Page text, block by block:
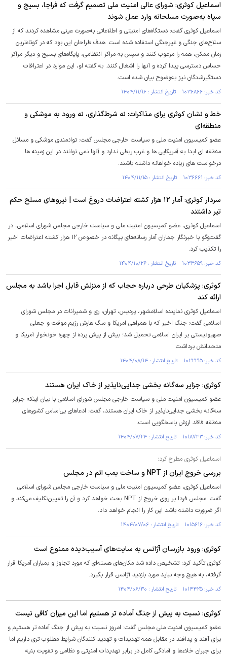
اسماعیل کوثری: شورای عالی امنیت ملی تصمیم گرفت که فراجا، بسیج و
سپاه به‌صورت مسلحانه وارد عمل شوند
اسماعیل کوثری گفت: دستگاه‌های امنیتی و اطلاعاتی به‌صورت عینی مشاهده کردند که از
سلاح‌های جنگی و غیرجنگی استفاده شده است. هدف طراحان این بود که در کوتاه‌ترین
زمان ممکن، همه را مرعوب کنند و سپس به مراکز انتظامی، پایگاه‌های بسیج و دیگر مراکز
حساس دسترسی پیدا کرده و آنها را اشغال کنند. به گفته او، این موارد در اعترافات
دستگیرشدگان نیز به‌وضوح بیان شده است.
کد خبر: ۱۰۳۶۸۶۶ تاریخ انتشار : ۱۴۰۴/۱۱/۱۶
خط و نشان کوثری برای مذاکرات: نه شرط‌گذاری، نه ورود به موشکی و
منطقه‌ای
عضو کمیسیون امنیت ملی و سیاست خارجی مجلس گفت: توانمندی موشکی و مسائل
منطقه ای ابدا به آمریکایی ها و غرب ربطی ندارد و آنها نمی توانند در این زمینه ها
درخواست های زیاده خواهانه داشته باشند.
کد خبر: ۱۰۳۶۶۶۱ تاریخ انتشار : ۱۴۰۴/۱۱/۱۵
سردار کوثری: آمار ۱۲ هزار کشته اعتراضات دروغ است | نیروهای مسلح حکم
تیر داشتند
اسماعیل کوثری، عضو کمیسیون امنیت ملی و سیاست خارجی مجلس شورای اسلامی، در
گفت‌وگو با خبرنگار جماران آمار رسانه‌های بیگانه در خصوص ۱۲ هزار کشته اعتراضات اخیر
را تکذیب کرد.
کد خبر: ۱۰۳۳۶۵۹ تاریخ انتشار : ۱۴۰۴/۱۰/۲۶
کوثری: پزشکیان طرحی درباره حجاب که از منزلش قابل اجرا باشد به مجلس
ارائه کند
اسماعیل کوثری نماینده اسلامشهر، پردیس، تهران، ری و شمیرانات در مجلس شورای
اسلامی گفت: جنگ اخیر که با همراهی امریکا و سگ هارش رژیم موقت و جعلی
صهیونیستی بر ایران اسلامی تحمیل شد؛ بیش از پیش پرده از چهره خونخوار آمریکا و
متحدانش برداشت.
کد خبر: ۱۰۲۲۲۱۵ تاریخ انتشار : ۱۴۰۴/۰۸/۱۴
کوثری: جزایر سه‌گانه بخشی جدایی‌ناپذیر از خاک ایران هستند
عضو کمیسیون امنیت ملی و سیاست خارجی مجلس شورای اسلامی با بیان اینکه جزایر
سه‌گانه بخشی جدایی‌ناپذیر از خاک ایران هستند، گفت: ادعاهای بی‌اساس کشورهای
منطقه فاقد ارزش پاسخگویی است.
کد خبر: ۱۰۱۸۷۳۳ تاریخ انتشار : ۱۴۰۴/۰۷/۲۴
اسماعیل کوثری مطرح کرد؛
بررسی خروج ایران از NPT و ساخت بمب اتم در مجلس
اسماعیل کوثری، عضو کمیسیون امنیت ملی و سیاست خارجی مجلس شورای اسلامی
گفت: مجلس فردا بر روی خروج از NPT بحث خواهد کرد و آن را تعیین‌تکلیف می‌کند و
اگر ضرورت داشته باشد این کار را انجام خواهد داد.
کد خبر: ۱۰۱۵۶۱۶ تاریخ انتشار : ۱۴۰۴/۰۷/۰۶
کوثری: ورود بازرسان آژانس به سایت‌های آسیب‌دیده ممنوع است
کوثری تأکید کرد: تشخیص داده شد مکان‌های هسته‌ای که مورد تجاوز و بمباران آمریکا قرار
گرفته، به هیچ وجه نباید مورد بازدید آژانس قرار بگیرد.
کد خبر: ۱۰۱۴۴۲۵ تاریخ انتشار : ۱۴۰۴/۰۶/۳۰
کوثری: نسبت به پیش از جنگ آماده تر هستیم اما این میزان کافی نیست
عضو کمیسیون امنیت ملی مجلس گفت: امروز نسبت به پیش از جنگ آماده تر هستیم و
برای آفند و پدافند در مقابل همه تهدیدات و تهدید کنندگان شرایط مطلوب تری داریم اما
برای جبران خلاءها و آمادگی کامل در برابر تهدیدات امنیتی و نظامی و تقویت بنیه